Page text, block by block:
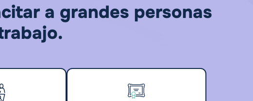
a grandes personas